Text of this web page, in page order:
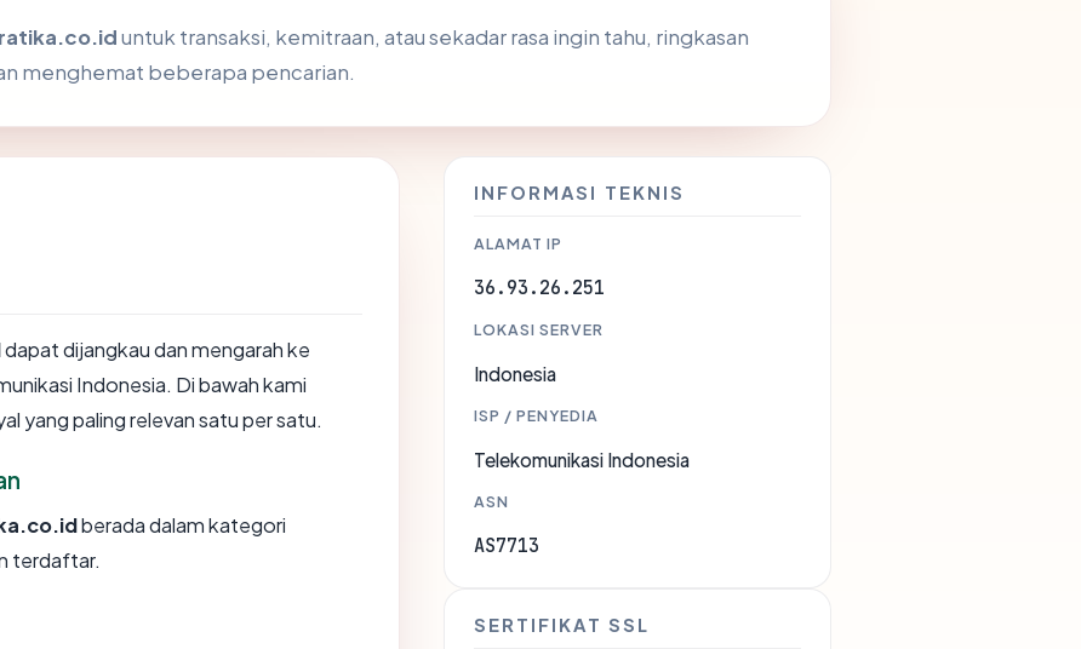
untuk transaksi, kemitraan, atau sekadar rasa ingin tahu, ringkasan
menghemat beberapa pencarian.
dapat dijangkau dan mengarah ke
Indonesia. Di bawah kami
yang paling relevan satu per satu.
berada dalam kategori
terdaftar.
INFORMASI TEKNIS
ALAMAT IP
36.93.26.251
LOKASI SERVER
Indonesia
ISP / PENYEDIA
Telekomunikasi Indonesia
ASN
AS7713
SERTIFIKAT SSL